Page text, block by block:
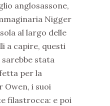
anglosassone,
Nigger
al largo delle
a capire, questi
stata
per la
Owen, i suoi
filastrocca: e poi